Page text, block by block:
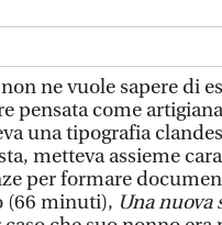
ne vuole sapere di
pensata come
una tipografia
metteva assieme
per formare
(66 minuti), Una nuova